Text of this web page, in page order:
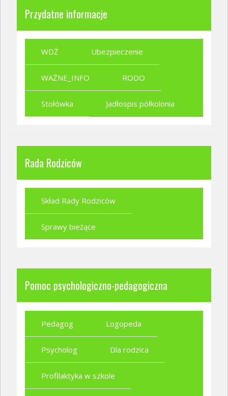
Przydatne informacje
WDŻ Ubezpieczenie
WAŻNE_INFO RODO
Stołówka Jadłospis półkolonia
Rada Rodziców
Skład Rady Rodziców
Sprawy bieżące
Pomoc psychologiczno-pedagogiczna
Pedagog Logopeda
Psycholog Dla rodzica
Profilaktyka w szkole